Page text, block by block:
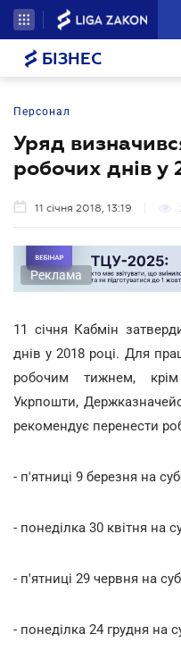
БІЗНЕС
Персонал
Уряд
робочих днів у
11 січня 2018, 13:19
Реклама
11 січня Кабмін
днів у 2018 році. Для
робочим тижнем,
Укрпошти,
рекомендує перенести
- п'ятниці 9 березня на
- понеділка 30 квітня на
- п'ятниці 29 червня на
- понеділка 24 грудня на